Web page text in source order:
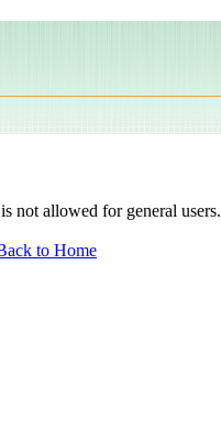
not allowed for general users.
to Home